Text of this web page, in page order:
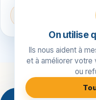
On utilise
Ils nous aident à
et à améliorer votre
ou